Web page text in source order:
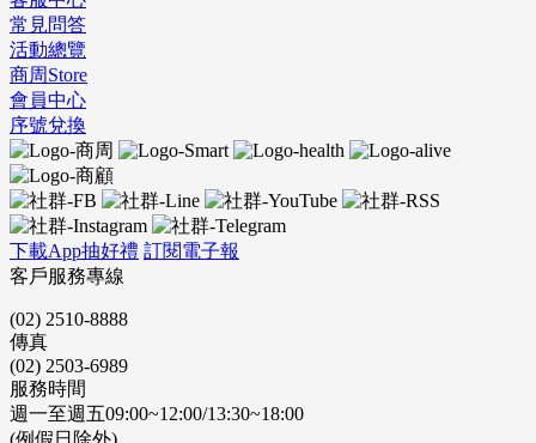
常見問答
活動總覽
商周Store
會員中心
序號兌換
下載App抽好禮 訂閱電子報
客戶服務專線
(02) 2510-8888
傳真
(02) 2503-6989
服務時間
週一至週五09:00~12:00/13:30~18:00
(例假日除外)